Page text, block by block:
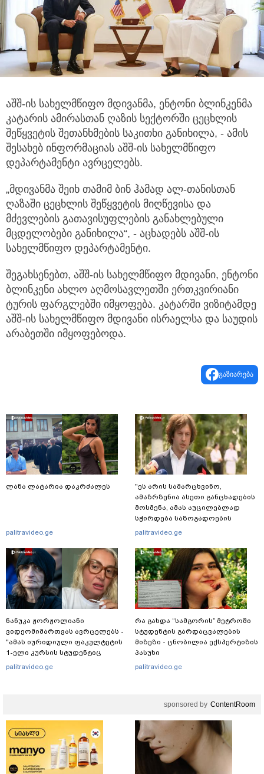
აშშ-ის სახელმწიფო მდივანმა, ენტონი ბლინკენმა
კატარის ამირასთან ღაზის სექტორში ცეცხლის
შეწყვეტის შეთანხმების საკითხი განიხილა, - ამის
შესახებ ინფორმაციას აშშ-ის სახელმწიფო
დეპარტამენტი ავრცელებს.
„მდივანმა შეიხ თამიმ ბინ ჰამად ალ-თანისთან
ღაზაში ცეცხლის შეწყვეტის მიღწევისა და
მძევლების გათავისუფლების განახლებული
მცდელობები განიხილა“, - აცხადებს აშშ-ის
სახელმწიფო დეპარტამენტი.
შეგახსენებთ, აშშ-ის სახელმწიფო მდივანი, ენტონი
ბლინკენი ახლო აღმოსავლეთში ერთკვირიანი
ტურის ფარგლებში იმყოფება. კატარში ვიზიტამდე
აშშ-ის სახელმწიფო მდივანი ისრაელსა და საუდის
არაბეთში იმყოფებოდა.
გაზიარება
ლანა ლატარია დაკრძალეს
palitravideo.ge
ნანუკა ჟორჟოლიანი
ვიდეომიმართვას ავრცელებს -
"ამას იურიდიული ფაკულტეტის
1-ელი კურსის სტუდენტიც
იკითხავს"
palitravideo.ge
"ეს არის სამარცხვინო,
ამაზრზენია ასეთი განცხადების
მოსმენა, ამას აუცილებლად
სჭირდება საზოგადოების
სათანადო რეაქცია" - ირაკლი
palitravideo.ge
რა გახდა “სამგორის” მეტროში
სტუდენტის გარდაცვალების
მიზეზი - ცნობილია ექსპერტიზის
პასუხი
palitravideo.ge
sponsored by ContentRoom